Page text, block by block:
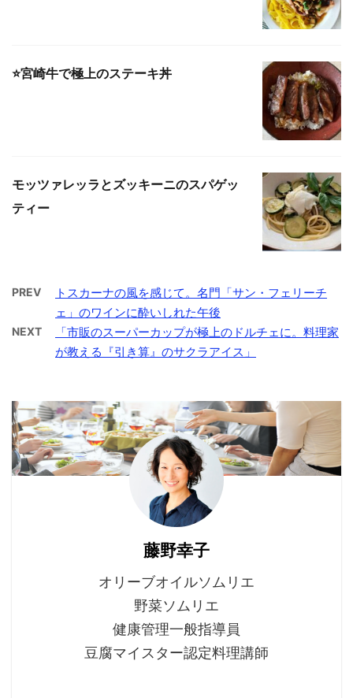
⭐️宮崎牛で極上のステーキ丼
モッツァレッラとズッキーニのスパゲッ
ティー
PREV
トスカーナの風を感じて。名門「サン・フェリーチ
ェ」のワインに酔いしれた午後
NEXT
「市販のスーパーカップが極上のドルチェに。料理家
が教える『引き算』のサクラアイス」
藤野幸子
オリーブオイルソムリエ
野菜ソムリエ
健康管理一般指導員
豆腐マイスター認定料理講師